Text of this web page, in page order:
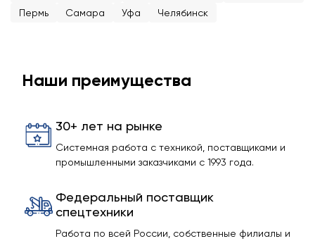
Пермь Самара Уфа Челябинск
Наши преимущества
30+ лет на рынке
Системная работа с техникой, поставщиками и
промышленными заказчиками с 1993 года.
Федеральный поставщик
спецтехники
Работа по всей России, собственные филиалы и